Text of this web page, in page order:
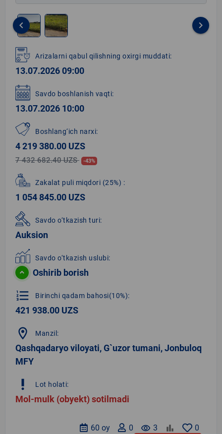
1
of
2
keyboard_arrow_left keyboard_arrow_right
Arizalarni qabul qilishning oxirgi muddati:
13.07.2026 09:00
Savdo boshlanish vaqti:
13.07.2026 10:00
Boshlang‘ich narxi:
4 219 380.00 UZS
7 432 682.40 UZS -43%
Zakalat puli miqdori (25%) :
1 054 845.00 UZS
Savdo o‘tkazish turi:
Auksion
Savdo o‘tkazish uslubi:
Oshirib borish
format_list_numbered Birinchi qadam bahosi(10%):
421 938.00 UZS
location_on Manzil:
Qashqadaryo viloyati, G`uzor tumani, Jonbuloq
MFY
priority_high Lot holati:
Mol-mulk (obyekt) sotilmadi
0
remove_red_eye 3
0
60 oy